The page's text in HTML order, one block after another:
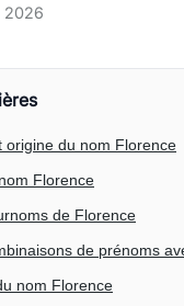
2026
origine du nom Florence
Florence
de Florence
de prénoms
nom Florence